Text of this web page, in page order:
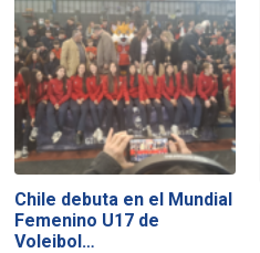
Chile debuta en el Mundial
Femenino U17 de
Voleibol…